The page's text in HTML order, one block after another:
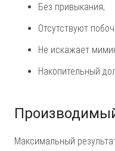
Без привыкания;
Отсутствуют
Не искажает
Накопительный
Максимальный